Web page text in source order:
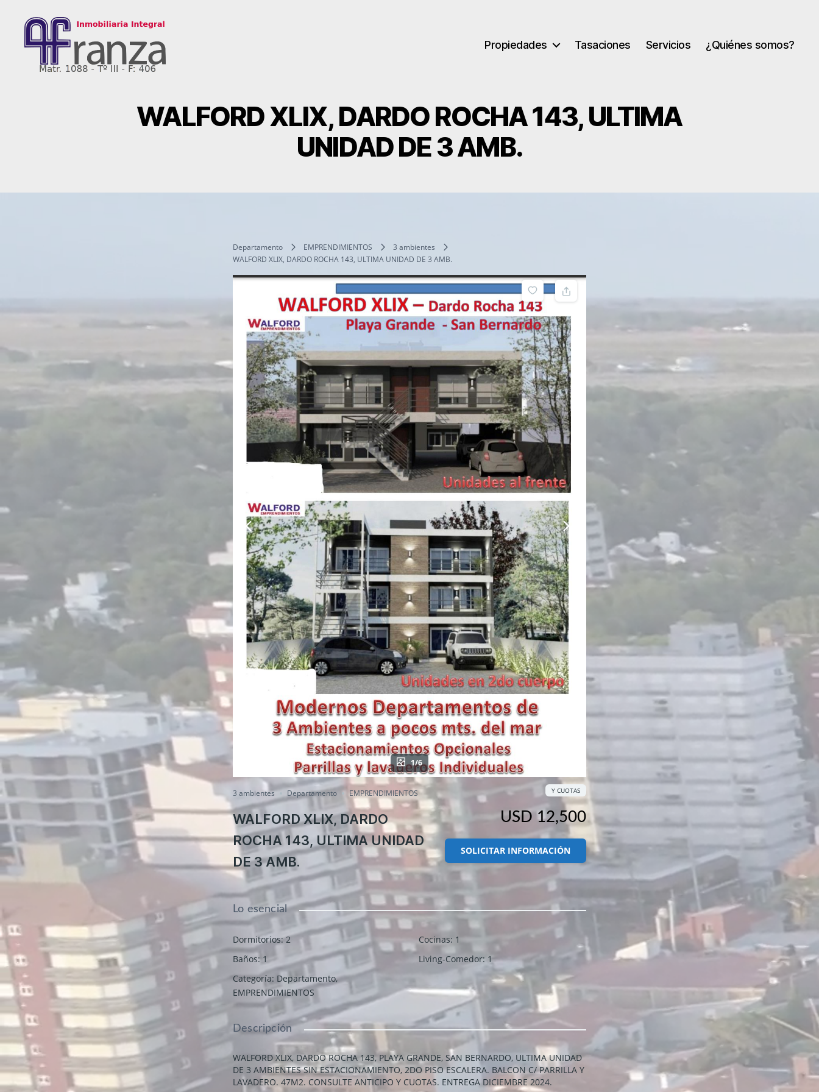
Propiedades Tasaciones Servicios ¿Quiénes somos?
WALFORD XLIX, DARDO ROCHA 143, ULTIMA
UNIDAD DE 3 AMB.
Departamento EMPRENDIMIENTOS
3 ambientes
WALFORD XLIX, DARDO ROCHA 143, ULTIMA UNIDAD DE 3 AMB.
1/6
3 ambientes Departamento EMPRENDIMIENTOS
WALFORD XLIX, DARDO
ROCHA 143, ULTIMA UNIDAD
DE 3 AMB.
USD 12,500
Y CUOTAS
SOLICITAR INFORMACIÓN
Lo esencial
Dormitorios: 2 Cocinas: 1
Baños: 1 Living-Comedor: 1
Categoría: Departamento,
EMPRENDIMIENTOS
Descripción
WALFORD XLIX, DARDO ROCHA 143, PLAYA GRANDE, SAN BERNARDO, ULTIMA UNIDAD
DE 3 AMBIENTES SIN ESTACIONAMIENTO, 2DO PISO ESCALERA. BALCON C/ PARRILLA Y
LAVADERO. 47M2. CONSULTE ANTICIPO Y CUOTAS. ENTREGA DICIEMBRE 2024.